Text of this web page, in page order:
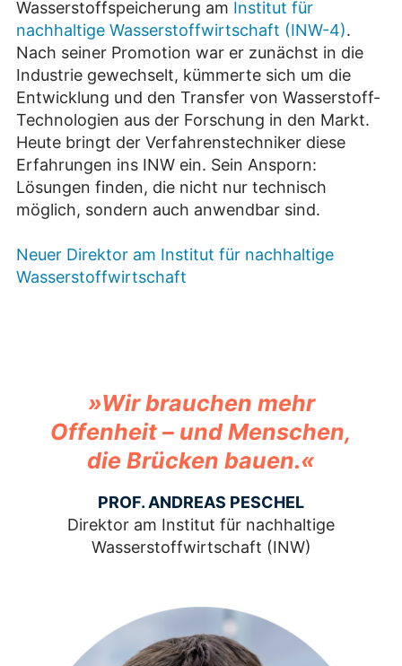
Wasserstoffspeicherung am Institut für
nachhaltige Wasserstoffwirtschaft (INW-4).
Nach seiner Promotion war er zunächst in die
Industrie gewechselt, kümmerte sich um die
Entwicklung und den Transfer von Wasserstoff-
Technologien aus der Forschung in den Markt.
Heute bringt der Verfahrenstechniker diese
Erfahrungen ins INW ein. Sein Ansporn:
Lösungen finden, die nicht nur technisch
möglich, sondern auch anwendbar sind.
Neuer Direktor am Institut für nachhaltige
Wasserstoffwirtschaft
»Wir brauchen mehr
Offenheit – und Menschen,
die Brücken bauen.«
PROF. ANDREAS PESCHEL
Direktor am Institut für nachhaltige
Wasserstoffwirtschaft (INW)